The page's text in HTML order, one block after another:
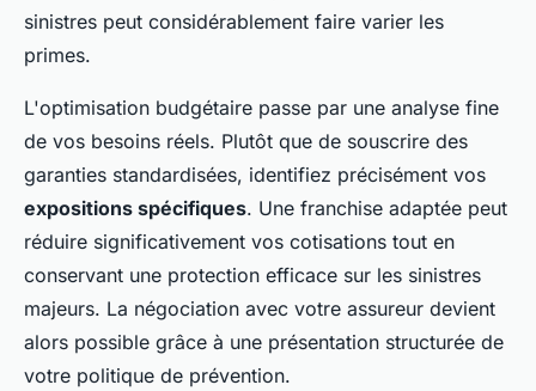
sinistres peut considérablement faire varier les
primes.
L'optimisation budgétaire passe par une analyse fine
de vos besoins réels. Plutôt que de souscrire des
garanties standardisées, identifiez précisément vos
expositions spécifiques. Une franchise adaptée peut
réduire significativement vos cotisations tout en
conservant une protection efficace sur les sinistres
majeurs. La négociation avec votre assureur devient
alors possible grâce à une présentation structurée de
votre politique de prévention.